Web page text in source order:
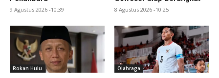
9 Agustus 2026 -10:39 8 Agustus 2026 -10:25
Rokan Hulu Olahraga